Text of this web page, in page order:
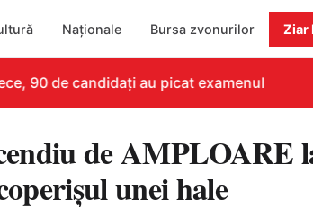
Naționale Bursa zvonurilor Ziar
90 de candidați au picat examenul
de AMPLOARE
unei hale